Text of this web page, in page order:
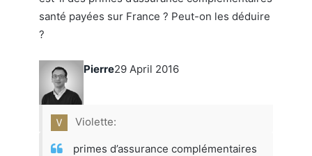
santé payées sur France ? Peut-on les déduire
?
Pierre29 April 2016
Violette:
primes d’assurance complémentaires